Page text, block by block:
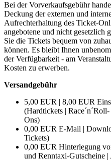
Bei der Vorverkaufsgebühr
Deckung der externen und
Aufrechterhaltung des Ticket-
angebotene und nicht gesetzlich
Sie die Tickets bequem von
können. Es bleibt Ihnen
der Verfügbarkeit - am
Kosten zu erwerben.
Versandgebühr
5,00 EUR | 8,00 EUR
(Hardtickets |
Ons)
0,00 EUR E-Mail |
Tickets)
0,00 EUR Hinterlegung
und Renntaxi-Gutscheine